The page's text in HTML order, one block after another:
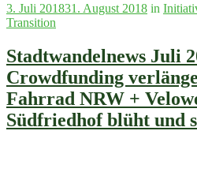
Alle
for
–
Jetzt
–
Stadtwandelnews
September“
Veröffentlicht
am
3. Juli 201831. August 2018 in
Transition
Stadtwandelnews Juli
Crowdfunding
Fahrrad NRW +
Südfriedhof blüht und